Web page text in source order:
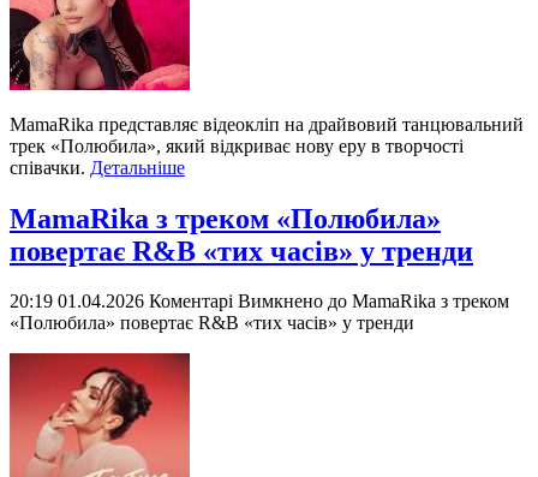
MamaRika представляє відеокліп на драйвовий танцювальний
трек «Полюбила», який відкриває нову еру в творчості
співачки. Детальніше
MamaRika з треком «Полюбила»
повертає R&B «тих часів» у тренди
20:19 01.04.2026 Коментарі Вимкнено до MamaRika з треком
«Полюбила» повертає R&B «тих часів» у тренди